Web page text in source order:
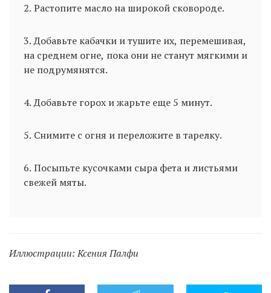
2. Растопите масло на широкой сковороде.
3. Добавьте кабачки и тушите их, перемешивая,
на среднем огне, пока они не станут мягкими и
не подрумянятся.
4. Добавьте горох и жарьте еще 5 минут.
5. Снимите с огня и переложите в тарелку.
6. Посыпьте кусочками сыра фета и листьями
свежей мяты.
Иллюстрации: Ксения Палфи